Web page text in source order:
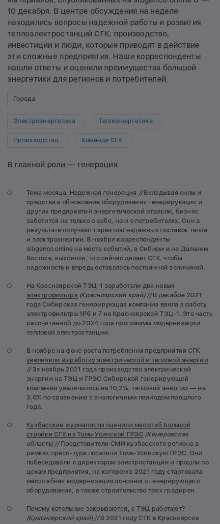
10 декабря. В центре обсуждения на неделе
находились вопросы надежной работы и развития
теплоэлектростанций СГК: производство,
инвестиции и люди, которые приводят в действие
эти сложные предприятия. Наши корреспонденты
нашли ответы и оценили преимущества большой
энергетики для регионов и потребителей.
Города
Электроэнергетика Теплоэнергетика
Производство Команда СГК
В главной роли — генерация
Тема месяца. Надежная генерация //Вкладывая силы и
средства в обновление оборудования генерирующих и
других предприятий энергетической отрасли, бизнес
заботится не только о себе, но и о потребителях. Они в
результате получают гарантию надежных поставок тепла
и электроэнергии. В ноябре корреспонденты
sibgenco.online на месте событий, в Сибири и на Дальнем
Востоке, выясняли, что сейчас делает СГК, чтобы
надежность и впредь оставалась постоянной величиной.
На Красноярской ТЭЦ-1 заработали два новых
электрофильтра (Красноярский край) //В декабре 2021
года Сибирская генерирующая компания ввела в работу
электрофильтры №6 и 7 на Красноярской ТЭЦ-1. Это часть
рассчитанной до 2024 года программы модернизации
тепловой электростанции.
В ноябре на фоне роста потребления предприятия СГК
увеличили выработку электрической и тепловой энергии
//За ноябрь 2021 года производство электрической
энергии на ТЭЦ и ГРЭС Сибирской генерирующей
компании увеличилось на 10,2%, тепловой энергии — на
3,6% по сравнению с аналогичным периодом прошлого
года.
Кузбасские журналисты оценили масштаб Большой
стройки СГК на Томь-Усинской ГРЭС (Кемеровская
область) //Представители СМИ кузбасского региона в
рамках пресс-тура посетили Томь-Усинскую ГРЭС. Они
побеседовали с директором электростанции и прошли по
цехам предприятия, на котором в 2021 году стартовала
масштабная модернизация основного генерирующего
оборудования, а также строительство трех градирен.
Почему котельные закрываются, а ТЭЦ работают?
(Красноярский край) //В 2021 году СГК в Красноярске